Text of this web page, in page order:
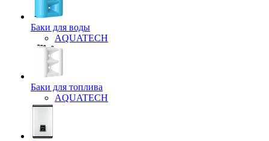
Баки для воды
AQUATECH
Баки для топлива
AQUATECH